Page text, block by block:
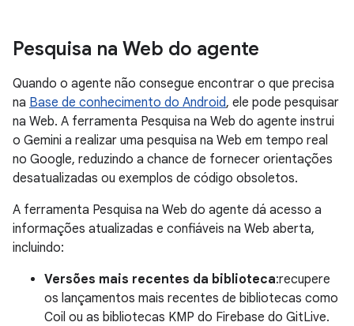
Pesquisa na Web do agente
Quando o agente não consegue encontrar o que precisa
na Base de conhecimento do Android, ele pode pesquisar
na Web. A ferramenta Pesquisa na Web do agente instrui
o Gemini a realizar uma pesquisa na Web em tempo real
no Google, reduzindo a chance de fornecer orientações
desatualizadas ou exemplos de código obsoletos.
A ferramenta Pesquisa na Web do agente dá acesso a
informações atualizadas e confiáveis na Web aberta,
incluindo:
Versões mais recentes da biblioteca:recupere
os lançamentos mais recentes de bibliotecas como
Coil ou as bibliotecas KMP do Firebase do GitLive.